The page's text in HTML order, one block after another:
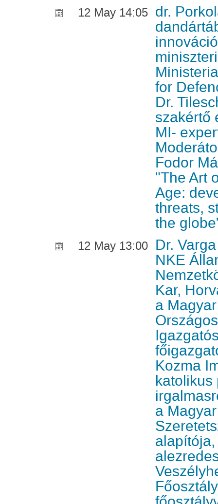
12 May 14:05 dr.
for
Dr.
szakértő
MI-
Fodor
"The Art
Age:
threats,
the
12 May 13:00 Dr.
NKE
Kar,
a
Országos
Kozma
katolikus
a
Főosztály